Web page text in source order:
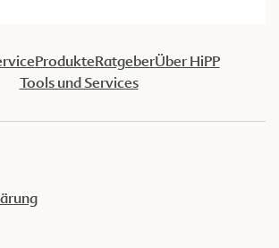
ProdukteRatgeberÜber HiPP
Tools und Services